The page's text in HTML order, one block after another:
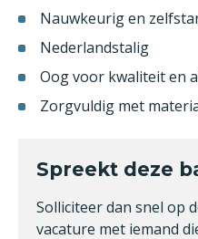
Nauwkeurig en
Nederlandstalig
Oog voor kwaliteit en
Zorgvuldig met
Spreekt deze
Solliciteer dan snel op
vacature met iemand